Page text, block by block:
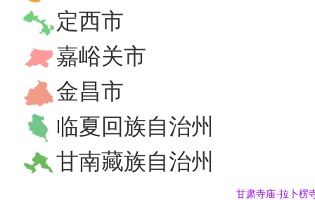
定西市
嘉峪关市
金昌市
临夏回族自治州
甘南藏族自治州
甘肃寺庙·拉卜楞